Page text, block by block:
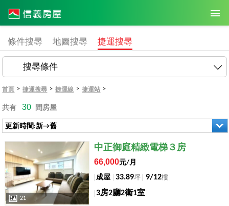
條件搜尋 地圖搜尋 捷運搜尋
搜尋條件
首頁 > 捷運搜尋 > 捷運線 > 捷運站 >
共有 30 間房屋
更新時間:新→舊
21
中正御庭精緻電梯３房
66,000元/月
成屋
33.89坪 9/12樓
3房2廳2衛1室